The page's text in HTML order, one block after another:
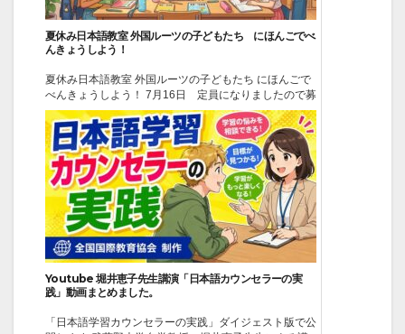
夏休み日本語教室 外国ルーツの子どもたち にほんごでべ
んきょうしよう！
夏休み日本語教室 外国ルーツの子どもたち にほんごで
べんきょうしよう！ 7月16日 定員になりましたので募
集を終了します ありがとうございました。 特定非営利
活動法人全国国際教育協会 場所(ばしょ)：小松川(こま
つがわ)さくらホール 第(だい)３集会室(しゅうかいしつ)
住所(じゅうしょ)...
2026-06-29
イベント
Youtube 堀井恵子先生講演「日本語カウンセラーの実
践」動画まとめました。
「日本語学習カウンセラーの実践」ダイジェスト版で公